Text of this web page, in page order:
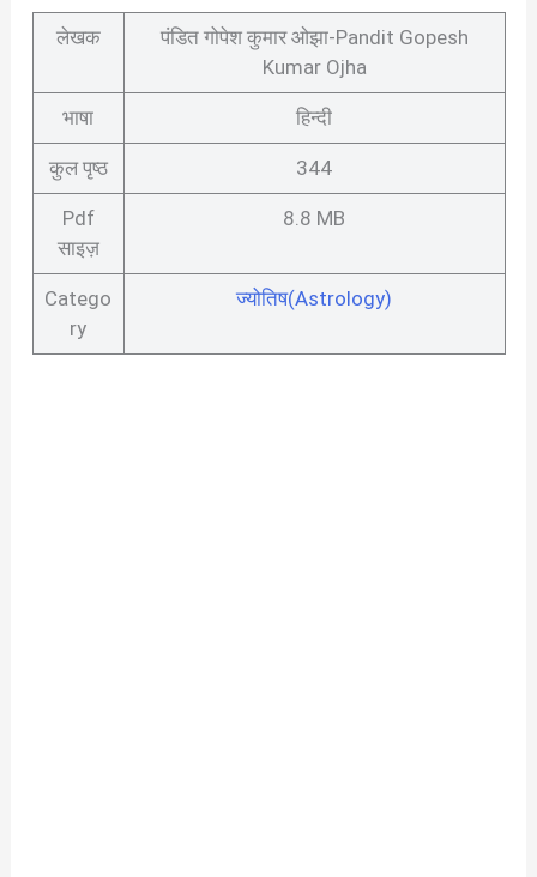
लेखक
पंडित गोपेश कुमार ओझा-Pandit Gopesh
Kumar Ojha
भाषा हिन्दी
कुल पृष्ठ 344
Pdf
साइज़
8.8 MB
Catego
ry
ज्योतिष(Astrology)